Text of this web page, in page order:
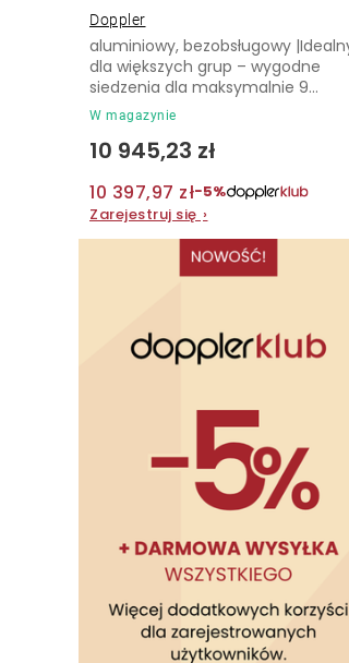
r
o
k
t
w
u
k
t
ó
w
Doppler
W magazynie
10 945,23 zł
10 397,97 zł−5%
Zarejestruj się ›
aluminiowy, bezobsługowy
dla większych grup – wygodne
siedzenia dla maksymalnie 9...